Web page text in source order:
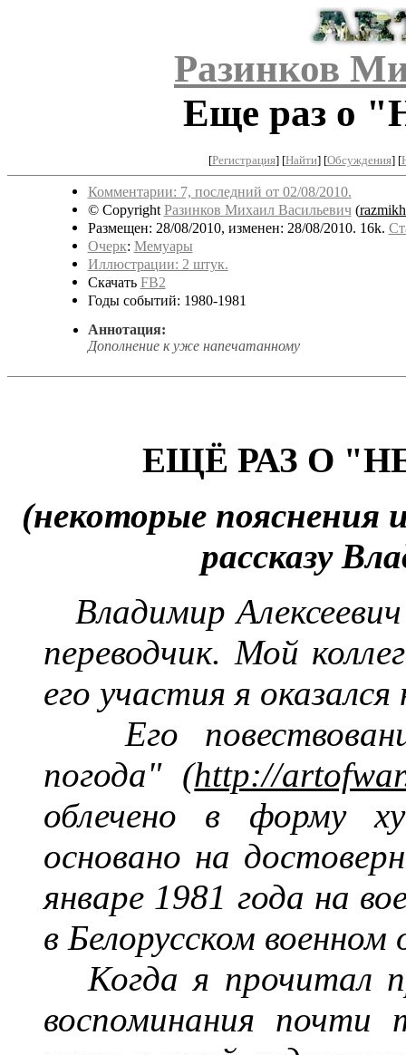
Разинков
Еще раз о
[Регистрация] [Найти] [Обсуждения] [
Комментарии: 7, последний от 02/08/2010.
© CopyrightРазинков Михаил Васильевич(
Размещен: 28/08/2010, изменен: 28/08/2010. 16k.
Очерк: Мемуары
Иллюстрации: 2 штук.
Скачать FB2
Годы событий: 1980-1981
Аннотация:
Дополнение к уже напечатанному
ЕЩЁ РАЗ О "
(некоторые пояснения
рассказу
Владимир
переводчик. Мой
его участия я
Его
погода"(http://
облечено в форму
основано на
январе 1981 года на
в Белорусском военном
Когда я прочитал
воспоминания почти